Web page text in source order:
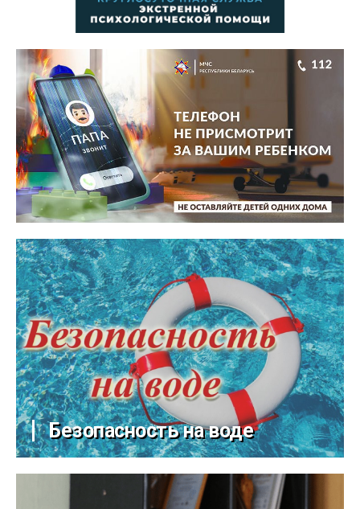
Безопасность на воде